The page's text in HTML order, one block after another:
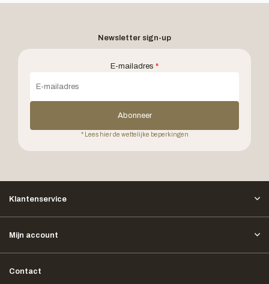
Newsletter sign-up
E-mailadres *
Abonneer
* Lees hier de wettelijke beperkingen
Klantenservice
Mijn account
Contact